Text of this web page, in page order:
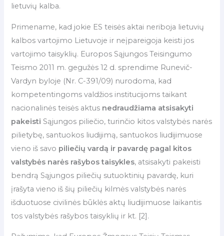
lietuvių kalba.
Primename, kad jokie ES teisės aktai neriboja lietuvių
kalbos vartojimo Lietuvoje ir neįpareigoja keisti jos
vartojimo taisyklių. Europos Sąjungos Teisingumo
Teismo 2011 m. gegužės 12 d. sprendime Runevič-
Vardyn byloje (Nr. C-391/09) nurodoma, kad
kompetentingoms valdžios institucijoms taikant
nacionalinės teisės aktus nedraudžiama atsisakyti
pakeisti Sąjungos piliečio, turinčio kitos valstybės narės
pilietybę, santuokos liudijimą, santuokos liudijimuose
vieno iš savo piliečių vardą ir pavardę pagal kitos
valstybės narės rašybos taisykles, atsisakyti pakeisti
bendrą Sąjungos piliečių sutuoktinių pavardę, kuri
įrašyta vieno iš šių piliečių kilmės valstybės narės
išduotuose civilinės būklės aktų liudijimuose laikantis
tos valstybės rašybos taisyklių ir kt. [2].